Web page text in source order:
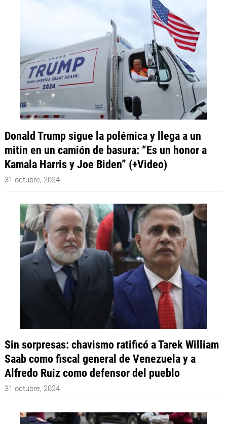
Donald Trump sigue la polémica y llega a un
mitin en un camión de basura: “Es un honor a
Kamala Harris y Joe Biden” (+Video)
31 octubre, 2024
Sin sorpresas: chavismo ratificó a Tarek William
Saab como fiscal general de Venezuela y a
Alfredo Ruiz como defensor del pueblo
31 octubre, 2024